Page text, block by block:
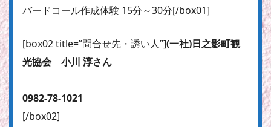
バードコール作成体験 15分～30分[/box01]
[box02 title=”問合せ先・誘い人”](一社)日之影町観
光協会 小川 淳さん
0982-78-1021
[/box02]